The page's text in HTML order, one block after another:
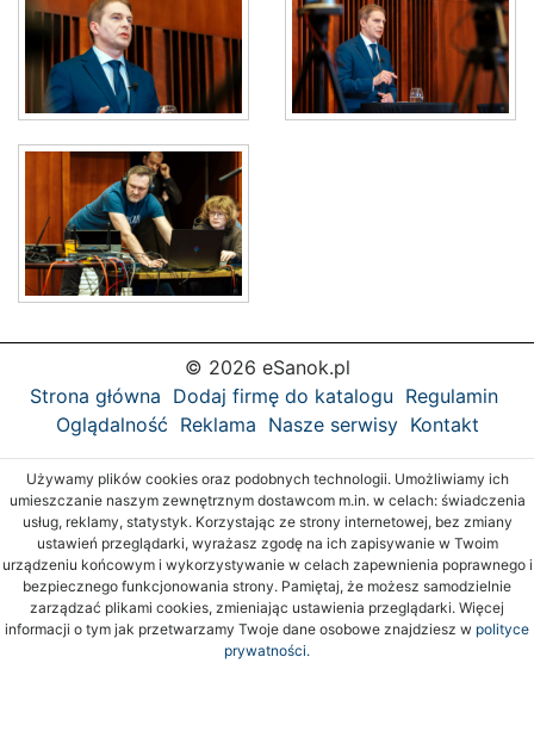
© 2026 eSanok.pl
Strona główna Dodaj firmę do katalogu Regulamin
Oglądalność Reklama Nasze serwisy Kontakt
Używamy plików cookies oraz podobnych technologii. Umożliwiamy ich
umieszczanie naszym zewnętrznym dostawcom m.in. w celach: świadczenia
usług, reklamy, statystyk. Korzystając ze strony internetowej, bez zmiany
ustawień przeglądarki, wyrażasz zgodę na ich zapisywanie w Twoim
urządzeniu końcowym i wykorzystywanie w celach zapewnienia poprawnego i
bezpiecznego funkcjonowania strony. Pamiętaj, że możesz samodzielnie
zarządzać plikami cookies, zmieniając ustawienia przeglądarki. Więcej
informacji o tym jak przetwarzamy Twoje dane osobowe znajdziesz w polityce
prywatności.